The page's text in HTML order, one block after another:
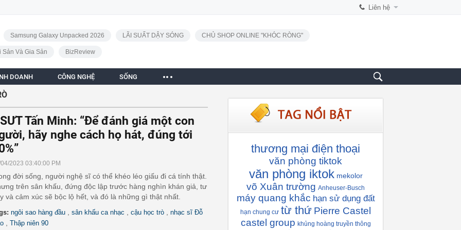
Liên hệ
Samsung Galaxy Unpacked 2026 LÃI SUẤT DẬY SÓNG CHỦ SHOP ONLINE "KHÓC RÒNG"
Sản Và Gia Sản BizReview
DOANH CÔNG NGHỆ SỐNG
Tấn Minh: “Để đánh giá một con
hãy nghe cách họ hát, đúng tới
2023 03:40:00 PM
đời sống, người nghệ sĩ có thể khéo léo giấu đi cá tính thật.
trên sân khấu, đứng độc lập trước hàng nghìn khán giả, tư
và cảm xúc sẽ bộc lộ hết, và đó là những gì thật nhất.
ngôi sao hàng đầu sân khấu ca nhạc cậu học trò
nhạc sĩ Đỗ
Thập niên 90
thương mại điện thoại
văn phòng tiktok
văn phòng iktok mekolor
võ Xuân trường Anheuser-Busch
máy quang khắc hạn sử dụng đất
hạn chung cư từ thứ Pierre Castel
castel group khủng hoàng truyền thông